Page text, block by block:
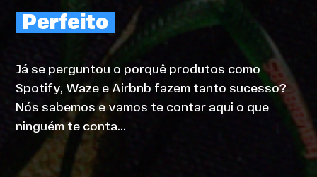
Perfeito
Já se perguntou o porquê produtos como
Spotify, Waze e Airbnb fazem tanto sucesso?
Nós sabemos e vamos te contar aqui o que
ninguém te conta…